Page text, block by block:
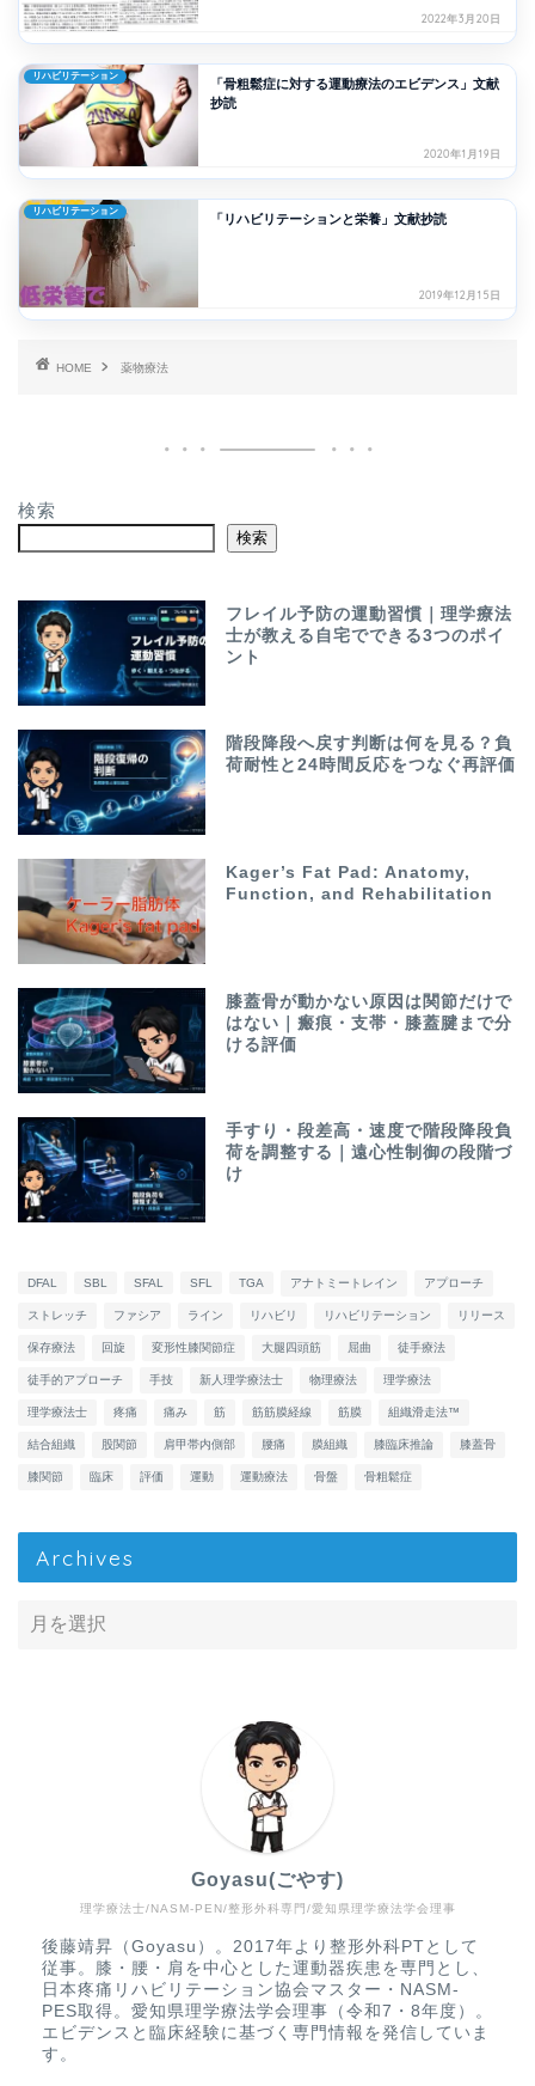
2022年3月20日
リハビリテーション
「骨粗鬆症に対する運動療法のエビデンス」文献
抄読
2020年1月19日
リハビリテーション
「リハビリテーションと栄養」文献抄読
2019年12月15日
HOME 薬物療法
検索
検索
フレイル予防の運動習慣｜理学療法
士が教える自宅でできる3つのポイ
ント
階段降段へ戻す判断は何を見る？負
荷耐性と24時間反応をつなぐ再評価
Kager’s Fat Pad: Anatomy,
Function, and Rehabilitation
膝蓋骨が動かない原因は関節だけで
はない｜瘢痕・支帯・膝蓋腱まで分
ける評価
手すり・段差高・速度で階段降段負
荷を調整する｜遠心性制御の段階づ
け
DFAL SBL SFAL SFL TGA アナトミートレイン アプローチ
ストレッチ ファシア ライン リハビリ リハビリテーション リリース
保存療法 回旋 変形性膝関節症 大腿四頭筋 屈曲 徒手療法
徒手的アプローチ 手技 新人理学療法士 物理療法 理学療法
理学療法士 疼痛 痛み 筋 筋筋膜経線 筋膜 組織滑走法™
結合組織 股関節 肩甲帯内側部 腰痛 膜組織 膝臨床推論 膝蓋骨
膝関節 臨床 評価 運動 運動療法 骨盤 骨粗鬆症
Archives
理学療法士/NASM-PEN/整形外科専門/愛知県理学療法学会理事
Goyasu(ごやす)
後藤靖昇（Goyasu）。2017年より整形外科PTとして
従事。膝・腰・肩を中心とした運動器疾患を専門とし、
日本疼痛リハビリテーション協会マスター・NASM-
PES取得。愛知県理学療法学会理事（令和7・8年度）。
エビデンスと臨床経験に基づく専門情報を発信していま
す。
疾患から探す